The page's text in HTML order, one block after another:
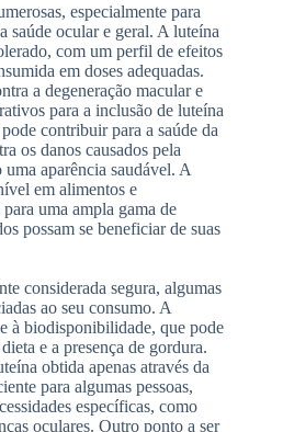
especialmente para
saúde ocular e geral. A luteína
com um perfil de efeitos
em doses adequadas.
a degeneração macular e
para a inclusão de luteína
contribuir para a saúde da
os danos causados pela
aparência saudável. A
em alimentos e
uma ampla gama de
possam se beneficiar de suas
considerada segura, algumas
ao seu consumo. A
à biodisponibilidade, que pode
e a presença de gordura.
obtida apenas através da
para algumas pessoas,
específicas, como
oculares. Outro ponto a ser